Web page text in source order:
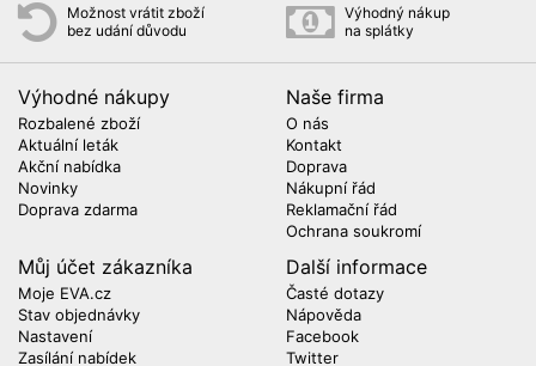
Možnost vrátit zboží
bez udání důvodu
Výhodný nákup
na splátky
Výhodné nákupy
Rozbalené zboží
Aktuální leták
Akční nabídka
Novinky
Doprava zdarma
Naše firma
O nás
Kontakt
Doprava
Nákupní řád
Reklamační řád
Ochrana soukromí
Můj účet zákazníka
Moje EVA.cz
Stav objednávky
Nastavení
Zasílání nabídek
Další informace
Časté dotazy
Nápověda
Facebook
Twitter